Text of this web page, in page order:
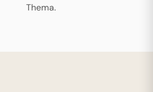
Thema.